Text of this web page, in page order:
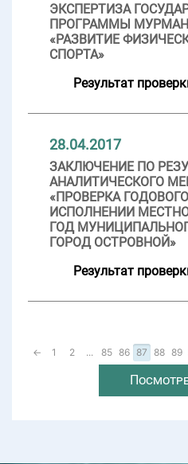
ЭКСПЕРТИЗА
ПРОГРАММЫ
«РАЗВИТИЕ
СПОРТА»
Результат
28.04.2017
ЗАКЛЮЧЕНИЕ ПО
АНАЛИТИЧЕСКОГО
«ПРОВЕРКА
ИСПОЛНЕНИИ
ГОД
ГОРОД ОСТРОВНОЙ»
Результат
← 1 2 ... 85 86 87 88 89